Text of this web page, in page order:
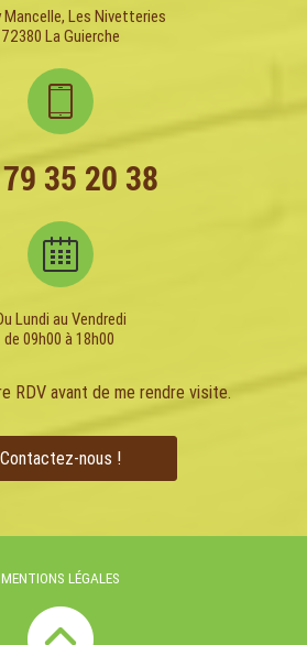
Mancelle, Les Nivetteries
72380 La Guierche
35 20 38
Lundi au Vendredi
de 09h00 à 18h00
RDV avant de me rendre visite.
Contactez-nous !
MENTIONS LÉGALES